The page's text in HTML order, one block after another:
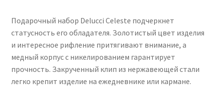
составляла
5793,00₽.
4262,00₽.
Подарочный набор Delucci Celeste подчеркнет
статусность его обладателя. Золотистый цвет изделия
и интересное рифление притягивают внимание, а
медный корпус с никелированием гарантирует
прочность. Закрученный клип из нержавеющей стали
легко крепит изделие на ежедневнике или кармане.